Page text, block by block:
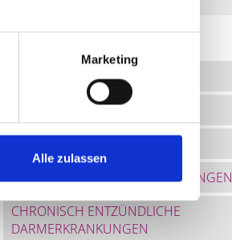
Marketing
Alle zulassen
LEISTUNGSÜBERSICHT
DARMSPIEGELUNGEN
MAGENSPIEGELUNGEN
CHRONISCHE LEBERERKRANKUNGEN
CHRONISCH ENTZÜNDLICHE
DARMERKRANKUNGEN